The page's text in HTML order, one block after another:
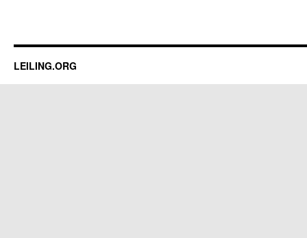
LEILING.ORG